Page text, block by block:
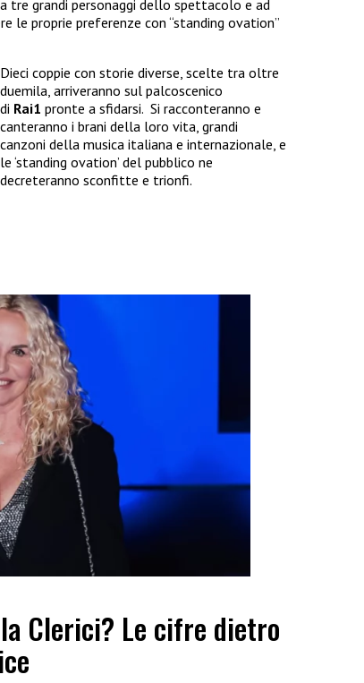
tre grandi personaggi dello spettacolo e ad
le proprie preferenze con “standing ovation”
Dieci coppie con storie diverse, scelte tra oltre
duemila, arriveranno sul palcoscenico
di Rai1 pronte a sfidarsi. Si racconteranno e
canteranno i brani della loro vita, grandi
canzoni della musica italiana e internazionale, e
le ‘standing ovation’ del pubblico ne
decreteranno sconfitte e trionfi.
Clerici? Le cifre dietro